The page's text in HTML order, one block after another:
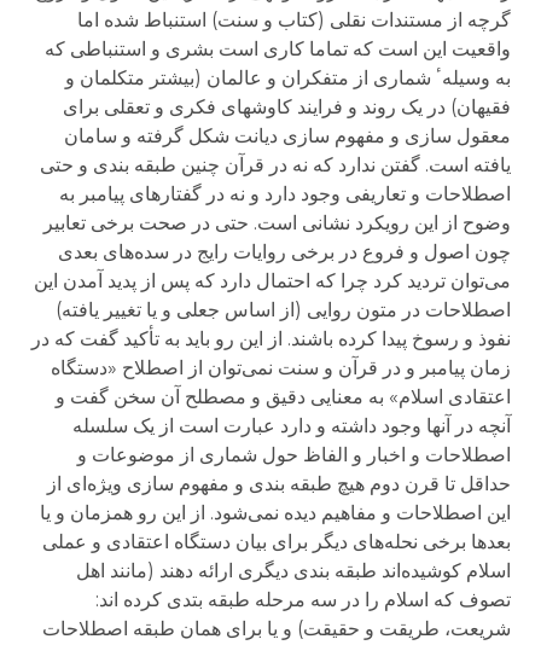
گرچه از مستندات نقلی (کتاب و سنت) استنباط شده اما
واقعیت این است که تماما کاری است بشری و استنباطی که
به وسیلهٴ شماری از متفکران و عالمان (بیشتر متکلمان و
فقیهان) در یک روند و فرایند کاوشهای فکری و تعقلی برای
معقول سازی و مفهوم سازی دیانت شکل گرفته و سامان
یافته است. گفتن ندارد که نه در قرآن چنین طبقه بندی و حتی
اصطلاحات و تعاریفی وجود دارد و نه در گفتارهای پیامبر به
وضوح از این رویکرد نشانی است. حتی در صحت برخی تعابیر
چون اصول و فروع در برخی روایات رایج در سده‌های بعدی
می‌توان تردید کرد چرا که احتمال دارد که پس از پدید آمدن این
اصطلاحات در متون روایی (از اساس جعلی و یا تغییر یافته)
نفوذ و رسوخ پیدا کرده باشند. از این رو باید به تأکید گفت که در
زمان پیامبر و در قرآن و سنت نمی‌توان از اصطلاح «دستگاه
اعتقادی اسلام» به معنایی دقیق و مصطلح آن سخن گفت و
آنچه در آنها وجود داشته و دارد عبارت است از یک سلسله
اصطلاحات و اخبار و الفاظ حول شماری از موضوعات و
حداقل تا قرن دوم هیچ طبقه بندی و مفهوم سازی ویژه‌ای از
این اصطلاحات و مفاهیم دیده نمی‌شود. از این رو همزمان و یا
بعدها برخی نحله‌های دیگر برای بیان دستگاه اعتقادی و عملی
اسلام کوشیده‌اند طبقه بندی دیگری ارائه دهند (مانند اهل
تصوف که اسلام را در سه مرحله طبقه بتدی کرده اند:
شریعت، طریقت و حقیقت) و یا برای همان طبقه اصطلاحات